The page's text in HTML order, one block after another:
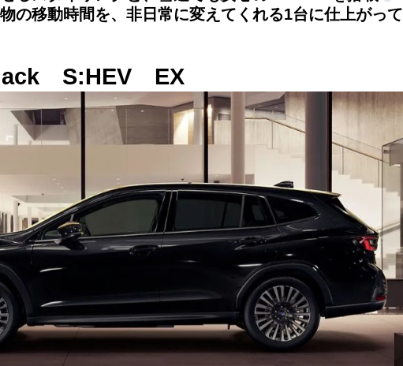
の移動時間を、非日常に変えてくれる1台に仕上がって
S:HEV EX